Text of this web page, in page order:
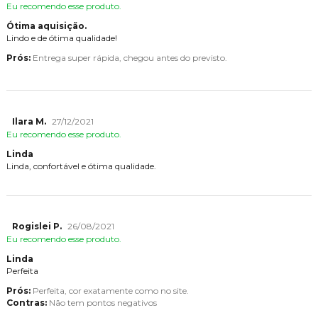
Eu recomendo esse produto.
Ótima aquisição.
Lindo e de ótima qualidade!
Prós: Entrega super rápida, chegou antes do previsto.
Ilara M. 27/12/2021
Eu recomendo esse produto.
Linda
Linda, confortável e ótima qualidade.
Rogislei P. 26/08/2021
Eu recomendo esse produto.
Linda
Perfeita
Prós: Perfeita, cor exatamente como no site.
Contras: Não tem pontos negativos